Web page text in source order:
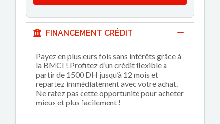
FINANCEMENT CRÉDIT
Payez en plusieurs fois sans intérêts grâce à
la BMCI ! Profitez d’un crédit flexible à
partir de 1500 DH jusqu’à 12 mois et
repartez immédiatement avec votre achat.
Ne ratez pas cette opportunité pour acheter
mieux et plus facilement !